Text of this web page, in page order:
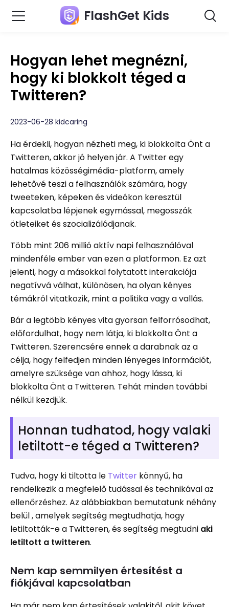
FlashGet Kids
Hogyan lehet megnézni,
hogy ki blokkolt téged a
Twitteren?
2023-06-28 kidcaring
Ha érdekli, hogyan nézheti meg, ki blokkolta Önt a
Twitteren, akkor jó helyen jár. A Twitter egy
hatalmas közösségimédia-platform, amely
lehetővé teszi a felhasználók számára, hogy
tweeteken, képeken és videókon keresztül
kapcsolatba lépjenek egymással, megosszák
ötleteiket és szocializálódjanak.
Több mint 206 millió aktív napi felhasználóval
mindenféle ember van ezen a platformon. Ez azt
jelenti, hogy a másokkal folytatott interakciója
negatívvá válhat, különösen, ha olyan kényes
témákról vitatkozik, mint a politika vagy a vallás.
Bár a legtöbb kényes vita gyorsan felforrósodhat,
előfordulhat, hogy nem látja, ki blokkolta Önt a
Twitteren. Szerencsére ennek a darabnak az a
célja, hogy felfedjen minden lényeges információt,
amelyre szüksége van ahhoz, hogy lássa, ki
blokkolta Önt a Twitteren. Tehát minden további
nélkül kezdjük.
Honnan tudhatod, hogy valaki
letiltott-e téged a Twitteren?
Tudva, hogy ki tiltotta le Twitter könnyű, ha
rendelkezik a megfelelő tudással és technikával az
ellenőrzéshez. Az alábbiakban bemutatunk néhány
belül , amelyek segítség megtudhatja, hogy
letiltották-e a Twitteren, és segítség megtudni aki
letiltott a twitteren.
Nem kap semmilyen értesítést a
fiókjával kapcsolatban